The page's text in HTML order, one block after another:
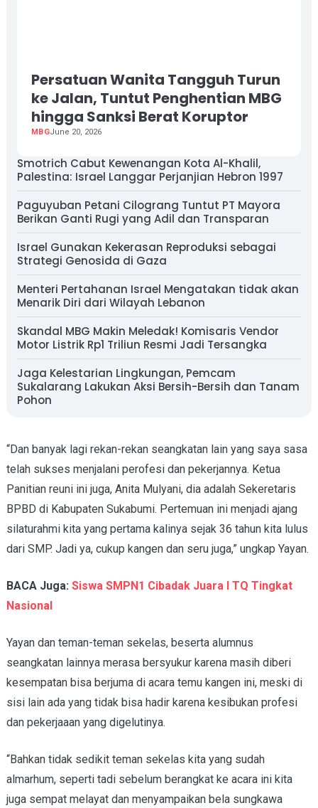
Persatuan Wanita Tangguh Turun
ke Jalan, Tuntut Penghentian MBG
hingga Sanksi Berat Koruptor
MBGJune 20, 2026
Smotrich Cabut Kewenangan Kota Al-Khalil,
Palestina: Israel Langgar Perjanjian Hebron 1997
Paguyuban Petani Cilograng Tuntut PT Mayora
Berikan Ganti Rugi yang Adil dan Transparan
Israel Gunakan Kekerasan Reproduksi sebagai
Strategi Genosida di Gaza
Menteri Pertahanan Israel Mengatakan tidak akan
Menarik Diri dari Wilayah Lebanon
Skandal MBG Makin Meledak! Komisaris Vendor
Motor Listrik Rp1 Triliun Resmi Jadi Tersangka
Jaga Kelestarian Lingkungan, Pemcam
Sukalarang Lakukan Aksi Bersih-Bersih dan Tanam
Pohon
“Dan banyak lagi rekan-rekan seangkatan lain yang saya sasa
telah sukses menjalani perofesi dan pekerjannya. Ketua
Panitian reuni ini juga, Anita Mulyani, dia adalah Sekeretaris
BPBD di Kabupaten Sukabumi. Pertemuan ini menjadi ajang
silaturahmi kita yang pertama kalinya sejak 36 tahun kita lulus
dari SMP. Jadi ya, cukup kangen dan seru juga,” ungkap Yayan.
BACA Juga: Siswa SMPN1 Cibadak Juara I TQ Tingkat
Nasional
Yayan dan teman-teman sekelas, beserta alumnus
seangkatan lainnya merasa bersyukur karena masih diberi
kesempatan bisa berjuma di acara temu kangen ini, meski di
sisi lain ada yang tidak bisa hadir karena kesibukan profesi
dan pekerjaaan yang digelutinya.
“Bahkan tidak sedikit teman sekelas kita yang sudah
almarhum, seperti tadi sebelum berangkat ke acara ini kita
juga sempat melayat dan menyampaikan bela sungkawa